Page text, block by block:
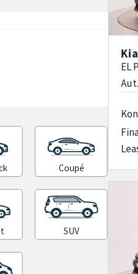
Coupé
SUV
på
der
i hånd.
På
kan
kan
Kia
EL